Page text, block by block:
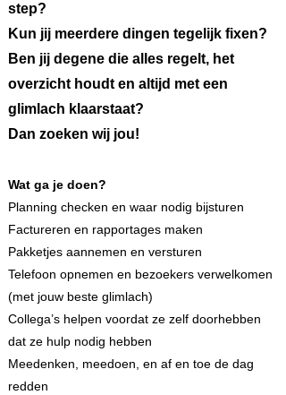
step?
Kun jij meerdere dingen tegelijk fixen?
Ben jij degene die alles regelt, het
overzicht houdt en altijd met een
glimlach klaarstaat?
Dan zoeken wij jou!
​Wat ga je doen?
Planning checken en waar nodig bijsturen
Factureren en rapportages maken
Pakketjes aannemen en versturen
Telefoon opnemen en bezoekers verwelkomen
(met jouw beste glimlach)
Collega’s helpen voordat ze zelf doorhebben
dat ze hulp nodig hebben
Meedenken, meedoen, en af en toe de dag
redden